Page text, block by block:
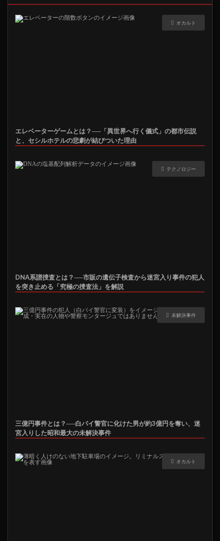
オカルト
エレベーターゲームとは？──「異世界へ行く儀式」の都市伝説
と、セシルホテルの悲劇が結びついた理由
テクノロジー
DNA系譜捜査とは？──市販の遺伝子検査から迷宮入り事件の犯人
を突き止める「究極の捜査法」を解説
未解決事件
三億円事件とは？──白バイ警官に化けた男が約3億円を奪い、迷
宮入りした昭和最大の未解決事件
オカルト